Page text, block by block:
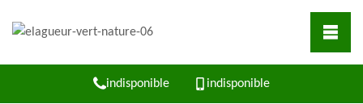
indisponible indisponible